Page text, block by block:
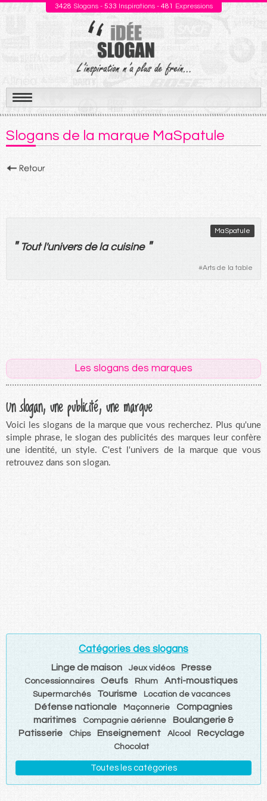
3428 Slogans - 533 Inspirations - 481 Expressions
Aller
au
contenu
Slogans de la marque MaSpatule
MaSpatule
" Toutl'univers de la cuisine "
#Arts de la table
Les slogans des marques
Un slogan, une publicité, une marque
Voici les slogans de la marque que vous recherchez. Plus qu'une
simple phrase, le slogan des publicités des marques leur confère
une identité, un style. C'est l'univers de la marque que vous
retrouvez dans son slogan.
Catégories des slogans
Linge de maison Jeux vidéos Presse
Concessionnaires Oeufs Rhum Anti-moustiques
Supermarchés Tourisme Location de vacances
Défense nationale Maçonnerie
Compagnies
maritimes
Compagnie aérienne
Boulangerie &
Patisserie
Chips Enseignement Alcool Recyclage
Chocolat
Toutes les catégories